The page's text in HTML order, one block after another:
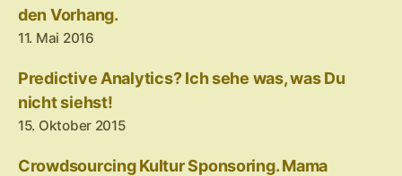
den Vorhang.
11. Mai 2016
Predictive Analytics? Ich sehe was, was Du
nicht siehst!
15. Oktober 2015
Crowdsourcing Kultur Sponsoring. Mama